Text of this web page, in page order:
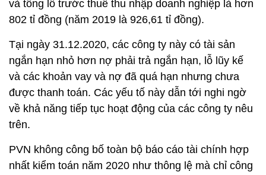
và tổng lỗ trước thuế thu nhập doanh nghiệp là hơn
802 tỉ đồng (năm 2019 là 926,61 tỉ đồng).
Tại ngày 31.12.2020, các công ty này có tài sản
ngắn hạn nhỏ hơn nợ phải trả ngắn hạn, lỗ lũy kế
và các khoản vay và nợ đã quá hạn nhưng chưa
được thanh toán. Các yếu tố này dẫn tới nghi ngờ
về khả năng tiếp tục hoạt động của các công ty nêu
trên.
PVN không công bố toàn bộ báo cáo tài chính hợp
nhất kiểm toán năm 2020 như thông lệ mà chỉ công